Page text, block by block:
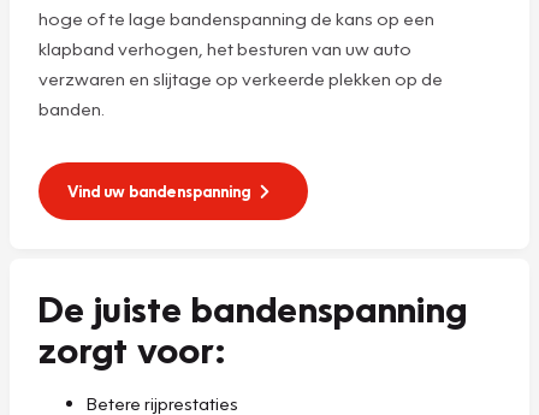
hoge of te lage bandenspanning de kans op een
klapband verhogen, het besturen van uw auto
verzwaren en slijtage op verkeerde plekken op de
banden.
Vind uw bandenspanning
De juiste bandenspanning
zorgt voor:
Betere rijprestaties